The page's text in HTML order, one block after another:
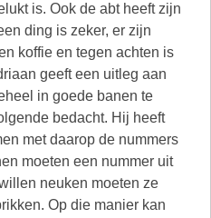
is. Ook de abt heeft zijn
ding is zeker, er zijn
koffie en tegen achten is
geeft een uitleg aan
in goede banen te
bedacht. Hij heeft
met daarop de nummers
moeten een nummer uit
neuken moeten ze
Op die manier kan